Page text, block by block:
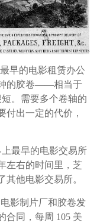
最早的电影租赁办公
的胶卷——相当于
。需要多个卷轴的
付出一定的代价，
最早的电影交易所
左右的时间里，芝
他电影交易所。
影制片厂和胶卷发
合同，每周 105 美